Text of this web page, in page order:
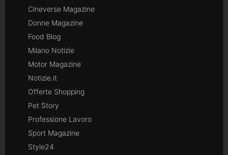
Cineverse Magazine
Donne Magazine
Food Blog
Milano Notizie
Motor Magazine
Notizie.it
Offerte Shopping
Pet Story
Professione Lavoro
Sport Magazine
Style24